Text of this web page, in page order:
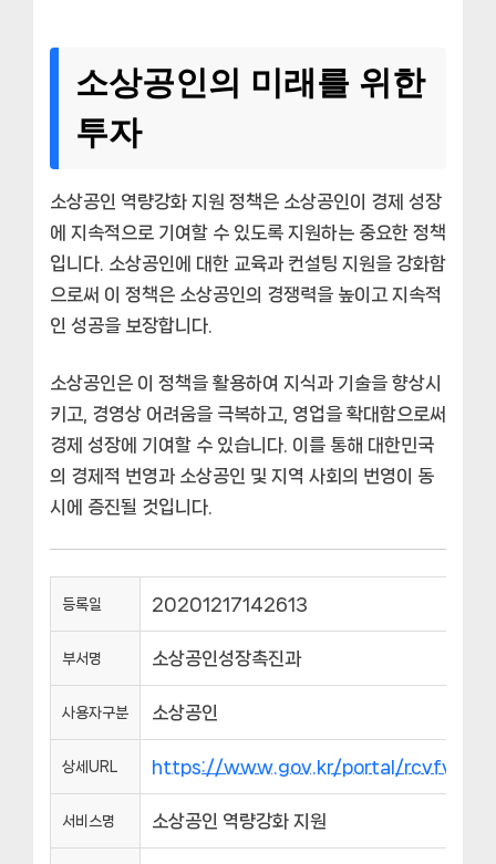
소상공인의 미래를 위한
투자
소상공인 역량강화 지원 정책은 소상공인이 경제 성장
에 지속적으로 기여할 수 있도록 지원하는 중요한 정책
입니다. 소상공인에 대한 교육과 컨설팅 지원을 강화함
으로써 이 정책은 소상공인의 경쟁력을 높이고 지속적
인 성공을 보장합니다.
소상공인은 이 정책을 활용하여 지식과 기술을 향상시
키고, 경영상 어려움을 극복하고, 영업을 확대함으로써
경제 성장에 기여할 수 있습니다. 이를 통해 대한민국
의 경제적 번영과 소상공인 및 지역 사회의 번영이 동
시에 증진될 것입니다.
등록일 20201217142613
부서명 소상공인성장촉진과
사용자구분 소상공인
상세URL https://www.gov.kr/portal/
서비스명 소상공인 역량강화 지원